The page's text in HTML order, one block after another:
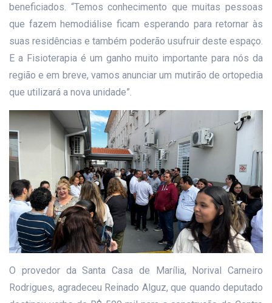
beneficiados. “Temos conhecimento que muitas pessoas
que fazem hemodiálise ficam esperando para retornar às
suas residências e também poderão usufruir deste espaço.
E a Fisioterapia é um ganho muito importante para nós da
região e em breve, vamos anunciar um mutirão de ortopedia
que utilizará a nova unidade”.
O provedor da Santa Casa de Marília, Norival Carneiro
Rodrigues, agradeceu Reinado Alguz, que quando deputado